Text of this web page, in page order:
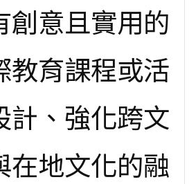
創意且實用的
教育課程或活
計、強化跨文
在地文化的融